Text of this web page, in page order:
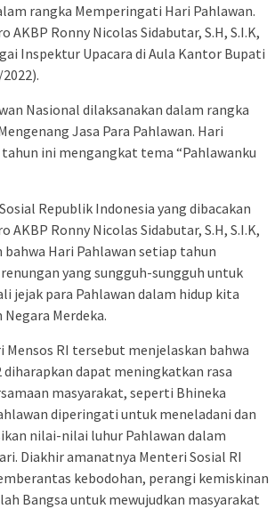
rangka Memperingati Hari Pahlawan.
AKBP Ronny Nicolas Sidabutar, S.H, S.I.K,
Inspektur Upacara di Aula Kantor Bupati
Nasional dilaksanakan dalam rangka
Jasa Para Pahlawan. Hari
ini mengangkat tema “Pahlawanku
Republik Indonesia yang dibacakan
AKBP Ronny Nicolas Sidabutar, S.H, S.I.K,
bahwa Hari Pahlawan setiap tahun
yang sungguh-sungguh untuk
jejak para Pahlawan dalam hidup kita
Merdeka.
Mensos RI tersebut menjelaskan bahwa
diharapkan dapat meningkatkan rasa
masyarakat, seperti Bhineka
diperingati untuk meneladani dan
nilai-nilai luhur Pahlawan dalam
Diakhir amanatnya Menteri Sosial RI
kebodohan, perangi kemiskinan
Bangsa untuk mewujudkan masyarakat